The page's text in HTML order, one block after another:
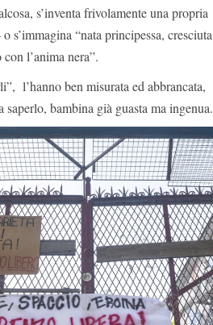
s’inventa frivolamente una propria
s’immagina “nata principessa, cresciuta
l’anima nera”.
l’hanno ben misurata ed abbrancata,
bambina già guasta ma ingenua.